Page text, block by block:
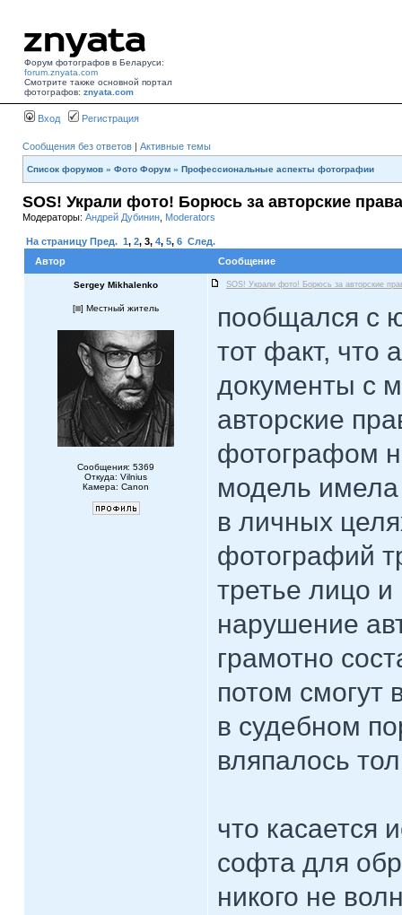
Форум фотографов в Беларуси:
forum.znyata.com
Смотрите также основной портал
фотографов: znyata.com
Вход Регистрация
Сообщения без ответов | Активные темы
Список форумов » Фото Форум » Профессиональные аспекты фотографии
SOS! Украли фото! Борюсь за авторские
Модераторы: Андрей Дубинин Moderators
На страницу Пред. 1, 2, 3, 4, 5, 6 След.
Автор
Сообщение
Sergey Mikhalenko SOS! Украли фото! Борюсь за авторские
[ ] Местный житель
Сообщения: 5369
Откуда: Vilnius
Камера: Canon
пообщался с
тот факт, что
документы с
авторские
фотографом
модель имела
в личных
фотографий
третье лицо и
нарушение
грамотно
потом смогут
в судебном
вляпалось
что касается
софта для
никого не